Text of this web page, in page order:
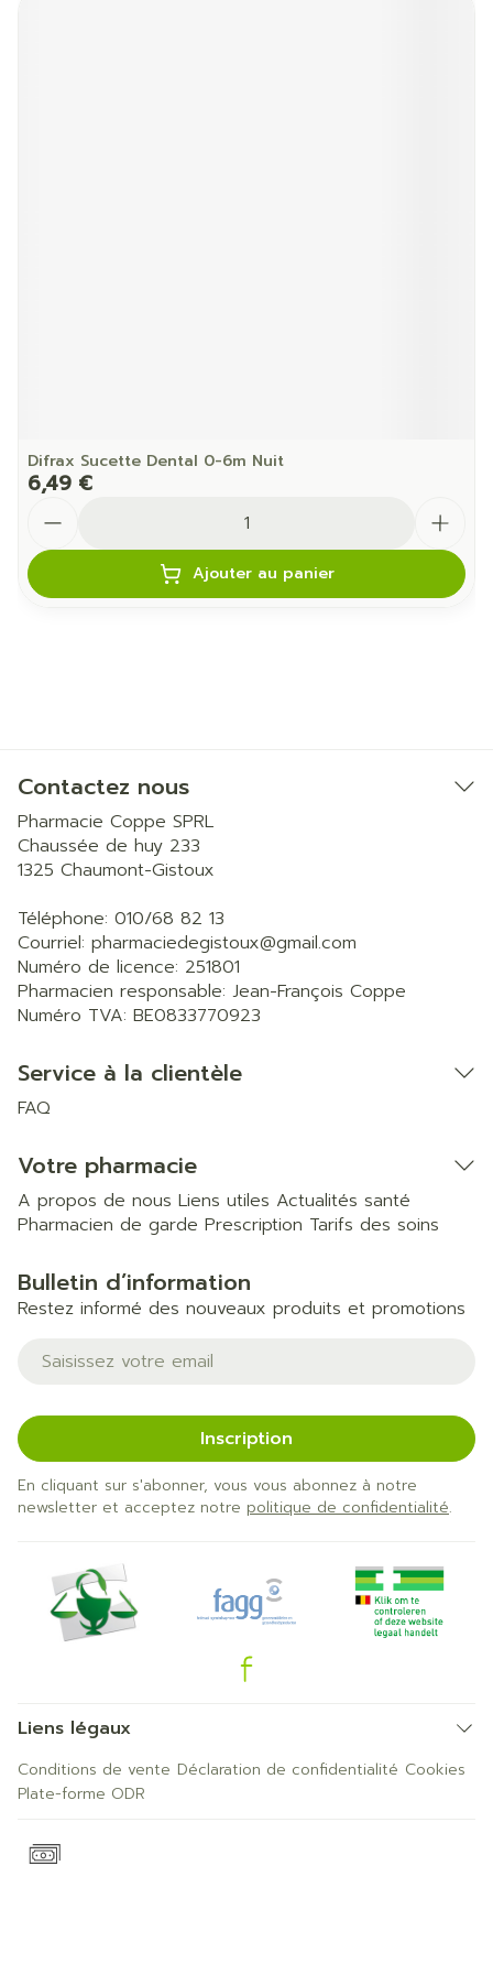
Difrax Sucette Dental 0-6m Nuit
6,49 €
Ajouter au panier
Contactez nous
Pharmacie Coppe SPRL
Chaussée de huy 233
1325 Chaumont-Gistoux
Téléphone: 010/68 82 13
Courriel: pharmaciedegistoux@gmail.com
Numéro de licence: 251801
Pharmacien responsable: Jean-François Coppe
Numéro TVA: BE0833770923
Service à la clientèle
FAQ
Votre pharmacie
A propos de nous Liens utiles Actualités santé
Pharmacien de garde Prescription Tarifs des soins
Bulletin d’information
Restez informé des nouveaux produits et promotions
Adresse mail
Inscription
En cliquant sur s'abonner, vous vous abonnez à notre
newsletter et acceptez notre politique de confidentialité.
Liens légaux
Conditions de vente Déclaration de confidentialité Cookies
Plate-forme ODR